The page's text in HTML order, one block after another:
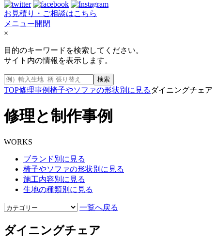
お見積り・ご相談はこちら
メニュー開閉
×
目的のキーワードを検索してください。
サイト内の情報を表示します。
検索
TOP修理事例椅子やソファの形状別に見る ダイニングチェア
修理と制作事例
WORKS
ブランド別に見る
椅子やソファの形状別に見る
施工内容別に見る
生地の種類別に見る
一覧へ戻る
ダイニングチェア